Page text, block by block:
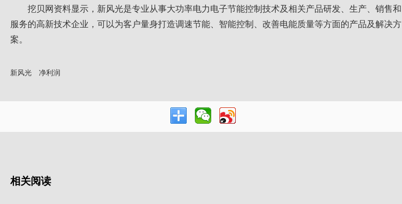
挖贝网资料显示，新风光是专业从事大功率电力电子节能控制技术及相关产品研发、生产、销售和
服务的高新技术企业，可以为客户量身打造调速节能、智能控制、改善电能质量等方面的产品及解决方
案。
新风光 净利润
相关阅读